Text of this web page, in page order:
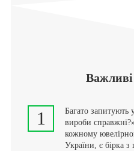
1
Багато
вироби
кожному
України, є бірка